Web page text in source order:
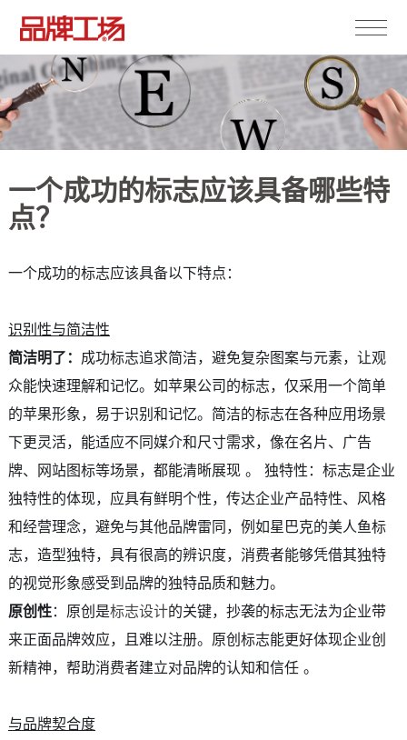
一个成功的标志应该具备哪些特
点？
一个成功的标志应该具备以下特点：
识别性与简洁性
简洁明了： 成功标志追求简洁，避免复杂图案与元素，让观
众能快速理解和记忆。如苹果公司的标志，仅采用一个简单
的苹果形象，易于识别和记忆。简洁的标志在各种应用场景
下更灵活，能适应不同媒介和尺寸需求，像在名片、广告
牌、网站图标等场景，都能清晰展现 。 独特性：标志是企业
独特性的体现，应具有鲜明个性，传达企业产品特性、风格
和经营理念，避免与其他品牌雷同，例如星巴克的美人鱼标
志，造型独特，具有很高的辨识度，消费者能够凭借其独特
的视觉形象感受到品牌的独特品质和魅力。
原创性：原创是标志设计的关键，抄袭的标志无法为企业带
来正面品牌效应，且难以注册。原创标志能更好体现企业创
新精神，帮助消费者建立对品牌的认知和信任 。
与品牌契合度